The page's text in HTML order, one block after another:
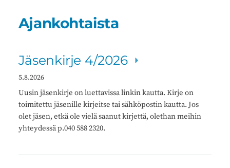
Ajankohtaista
Jäsenkirje 4/2026
5.8.2026
Uusin jäsenkirje on luettavissa linkin kautta. Kirje on
toimitettu jäsenille kirjeitse tai sähköpostin kautta. Jos
olet jäsen, etkä ole vielä saanut kirjettä, olethan meihin
yhteydessä p.040 588 2320.